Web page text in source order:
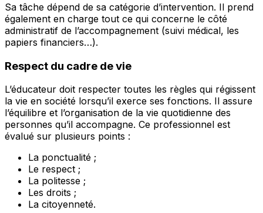
Sa tâche dépend de sa catégorie d’intervention. Il prend
également en charge tout ce qui concerne le côté
administratif de l’accompagnement (suivi médical, les
papiers financiers…).
Respect du cadre de vie
L’éducateur doit respecter toutes les règles qui régissent
la vie en société lorsqu’il exerce ses fonctions. Il assure
l’équilibre et l’organisation de la vie quotidienne des
personnes qu’il accompagne. Ce professionnel est
évalué sur plusieurs points :
La ponctualité ;
Le respect ;
La politesse ;
Les droits ;
La citoyenneté.